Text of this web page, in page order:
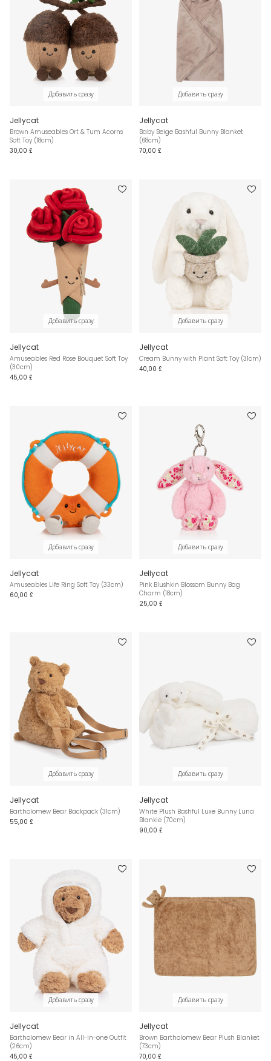
Добавить сразу
Jellycat
Brown Amuseables Ort & Tum Acorns
Soft Toy (18cm)
30,00 £
Добавить сразу
Jellycat
Baby Beige Bashful Bunny Blanket
(68cm)
70,00 £
Добавить сразу
Jellycat
Amuseables Red Rose Bouquet Soft Toy
(30cm)
45,00 £
Добавить сразу
Jellycat
Cream Bunny with Plant Soft Toy (31cm)
40,00 £
Добавить сразу
Jellycat
Amuseables Life Ring Soft Toy (33cm)
60,00 £
Добавить сразу
Jellycat
Pink Blushkin Blossom Bunny Bag
Charm (18cm)
25,00 £
Добавить сразу
Jellycat
Bartholomew Bear Backpack (31cm)
55,00 £
Добавить сразу
Jellycat
White Plush Bashful Luxe Bunny Luna
Blankie (70cm)
90,00 £
Добавить сразу
Jellycat
Bartholomew Bear in All-in-one Outfit
(26cm)
45,00 £
Добавить сразу
Jellycat
Brown Bartholomew Bear Plush Blanket
(73cm)
70,00 £